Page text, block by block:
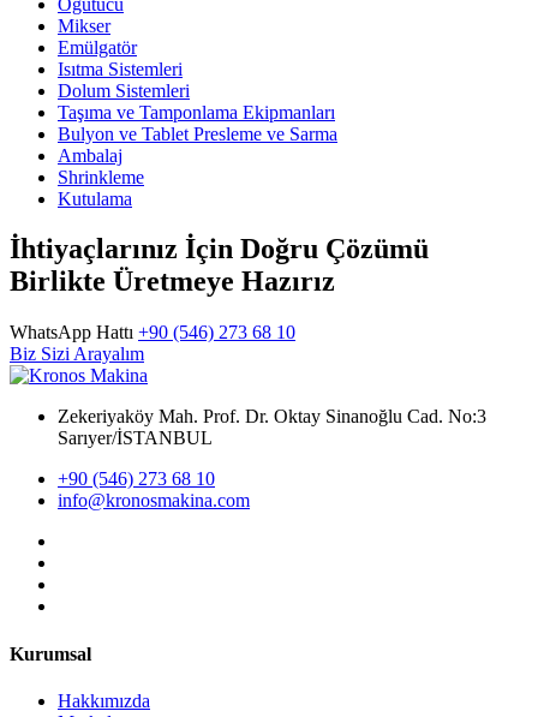
Mikser
Emülgatör
Isıtma Sistemleri
Dolum Sistemleri
Taşıma ve Tamponlama Ekipmanları
Bulyon ve Tablet Presleme ve Sarma
Ambalaj
Shrinkleme
Kutulama
İhtiyaçlarınız İçin Doğru Çözümü
Birlikte Üretmeye Hazırız
WhatsApp Hattı +90 (546) 273 68 10
Biz Sizi Arayalım
Zekeriyaköy Mah. Prof. Dr. Oktay Sinanoğlu Cad. No:3
Sarıyer/İSTANBUL
+90 (546) 273 68 10
info@kronosmakina.com
Kurumsal
Hakkımızda